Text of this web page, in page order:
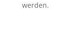
werden.